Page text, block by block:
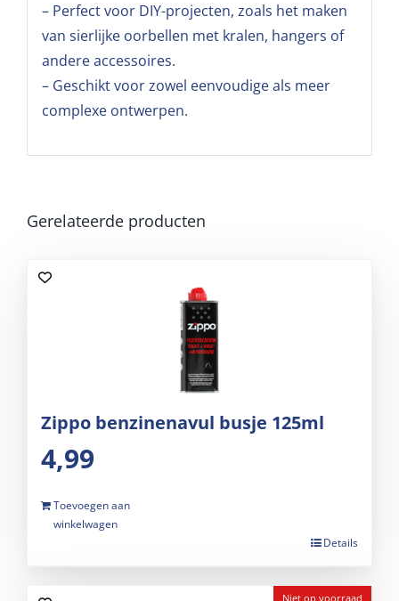
– Perfect voor DIY-projecten, zoals het maken
van sierlijke oorbellen met kralen, hangers of
andere accessoires.
– Geschikt voor zowel eenvoudige als meer
complexe ontwerpen.
Gerelateerde producten
Zippo benzinenavul busje 125ml
4,99
Toevoegen aan
winkelwagen
Details
Niet op voorraad